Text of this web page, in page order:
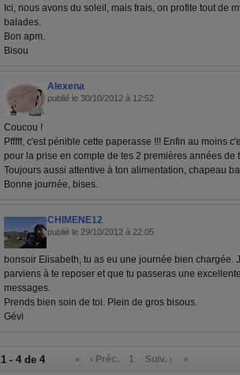
Ici, nous avons du soleil, mais frais, on profite tout de
balades.
Bon apm.
Bisou
Alexena
publié le 30/10/2012 à 12:52
Coucou !
Pfffff, c'est pénible cette paperasse !!! Enfin au moins
pour la prise en compte de tes 2 premières années de
Toujours aussi attentive à ton alimentation, chapeau
Bonne journée, bises.
CHIMENE12
publié le 29/10/2012 à 22:05
bonsoir Elisabeth, tu as eu une journée bien chargée.
parviens à te reposer et que tu passeras une
messages.
Prends bien soin de toi. Plein de gros bisous.
Gévi
1 - 4 de 4 « ‹ Préc. 1 Suiv. › »